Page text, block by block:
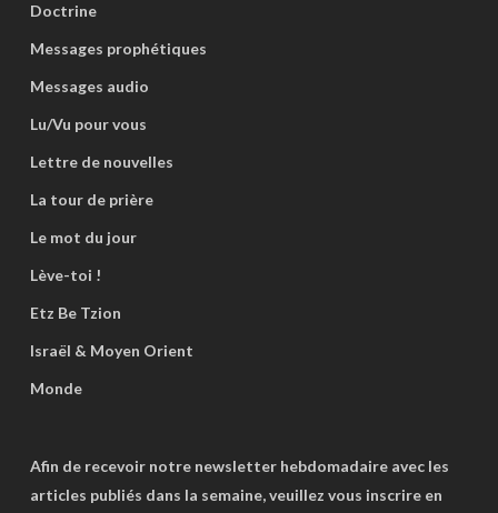
Doctrine
Messages prophétiques
Messages audio
Lu/Vu pour vous
Lettre de nouvelles
La tour de prière
Le mot du jour
Lève-toi !
Etz Be Tzion
Israël & Moyen Orient
Monde
Afin de recevoir notre newsletter hebdomadaire avec les
articles publiés dans la semaine, veuillez vous inscrire en